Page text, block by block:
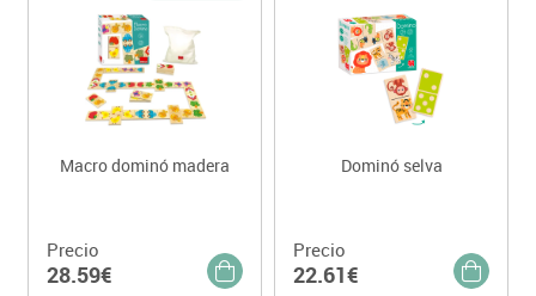
Macro dominó madera
Precio
28.59€
Dominó selva
Precio
22.61€